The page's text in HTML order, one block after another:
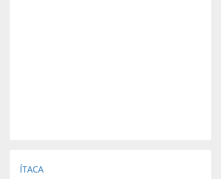
ÍTACA